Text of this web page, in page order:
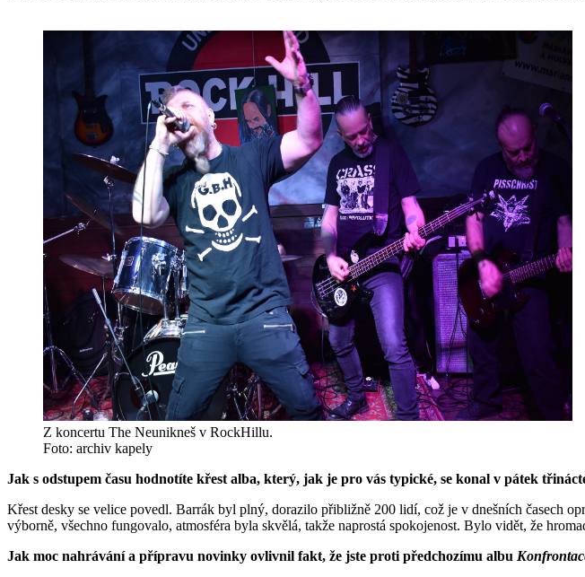
Z koncertu The Neunikneš v RockHillu.
Foto: archiv kapely
Jak s odstupem času hodnotíte křest alba, který, jak je pro vás typické, se konal v pátek
Křest desky se velice povedl. Barrák byl plný, dorazilo přibližně 200 lidí, což je v dnešních časech
výborně, všechno fungovalo, atmosféra byla skvělá, takže naprostá spokojenost. Bylo vidět, že
Jak moc nahrávání a přípravu novinky ovlivnil fakt, že jste proti předchozímu albu